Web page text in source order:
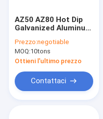
AZ50 AZ80 Hot Dip
Galvanized Aluminum
Thickness High
Temperature
Prezzo:negotiable
MOQ:10tons
Ottieni l'ultimo prezzo
Contattaci